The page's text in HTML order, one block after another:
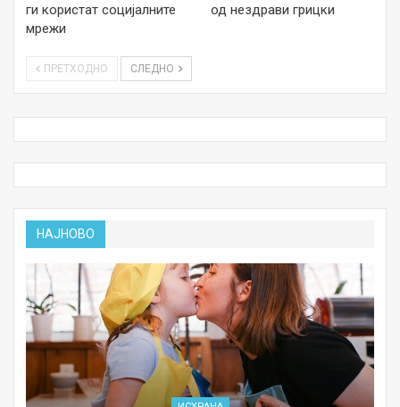
ги користат социјалните
мрежи
од нездрави грицки
ПРЕТХОДНО СЛЕДНО
НАЈНОВО